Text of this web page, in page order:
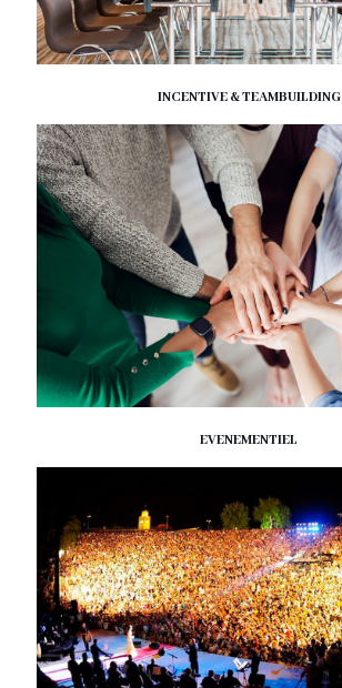
INCENTIVE & TEAMBUILDING
EVENEMENTIEL